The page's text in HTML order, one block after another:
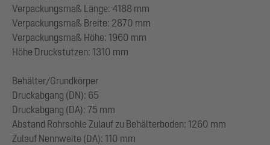
Verpackungsmaß Länge: 4188 mm
Verpackungsmaß Breite: 2870 mm
Verpackungsmaß Höhe: 1960 mm
Höhe Druckstutzen: 1310 mm
Behälter/Grundkörper
Druckabgang (DN): 65
Druckabgang (DA): 75 mm
Abstand Rohrsohle Zulauf zu Behälterboden: 1260 mm
Zulauf Nennweite (DA): 110 mm